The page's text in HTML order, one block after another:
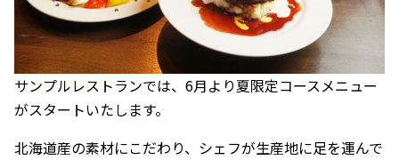
サンプルレストランでは、6月より夏限定コースメニュー
がスタートいたします。
北海道産の素材にこだわり、シェフが生産地に足を運んで